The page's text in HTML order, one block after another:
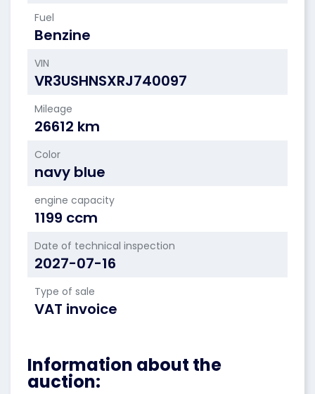
Fuel
Benzine
VIN
VR3USHNSXRJ740097
Mileage
26612 km
Color
navy blue
engine capacity
1199 ccm
Date of technical inspection
2027-07-16
Type of sale
VAT invoice
Information about the
auction: